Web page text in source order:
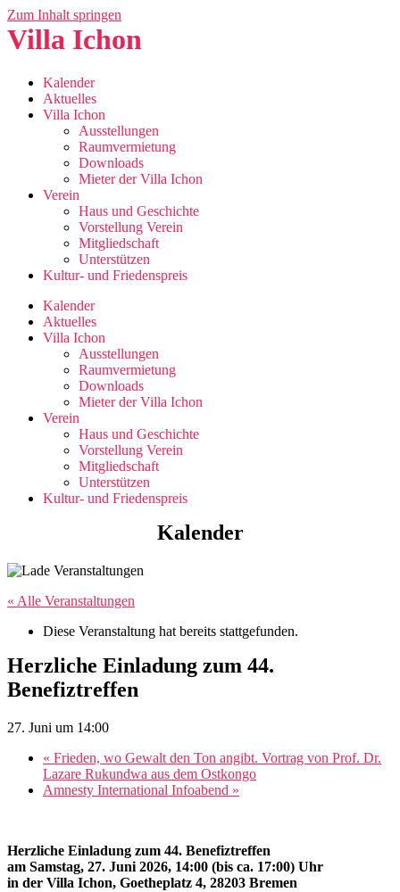
Zum Inhalt springen
Villa Ichon
Kalender
Aktuelles
Villa Ichon
Ausstellungen
Raumvermietung
Downloads
Mieter der Villa Ichon
Verein
Haus und Geschichte
Vorstellung Verein
Mitgliedschaft
Unterstützen
Kultur- und Friedenspreis
Kalender
Aktuelles
Villa Ichon
Ausstellungen
Raumvermietung
Downloads
Mieter der Villa Ichon
Verein
Haus und Geschichte
Vorstellung Verein
Mitgliedschaft
Unterstützen
Kultur- und Friedenspreis
Kalender
« Alle Veranstaltungen
Diese Veranstaltung hat bereits stattgefunden.
Herzliche Einladung zum 44.
Benefiztreffen
27. Juni um 14:00
« Frieden, wo Gewalt den Ton angibt. Vortrag von Prof. Dr.
Lazare Rukundwa aus dem Ostkongo
Amnesty International Infoabend »
Herzliche Einladung zum 44. Benefiztreffen
am Samstag, 27. Juni 2026, 14:00 (bis ca. 17:00) Uhr
in der Villa Ichon, Goetheplatz 4, 28203 Bremen